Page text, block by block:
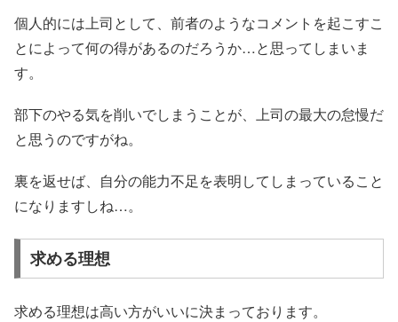
個人的には上司として、前者のようなコメントを起こすこ
とによって何の得があるのだろうか…と思ってしまいま
す。
部下のやる気を削いでしまうことが、上司の最大の怠慢だ
と思うのですがね。
裏を返せば、自分の能力不足を表明してしまっていること
になりますしね…。
求める理想
求める理想は高い方がいいに決まっております。